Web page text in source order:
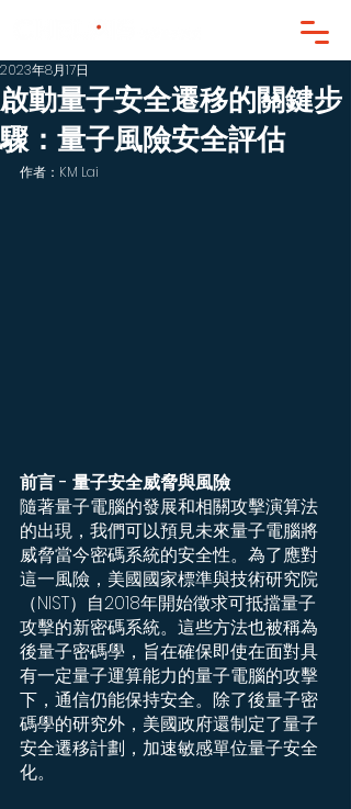
啟動量子安全遷移的關鍵步
驟：量子風險安全評估
2023年8月17日
作者：KM Lai
前言 - 量子安全威脅與風險
隨著量子電腦的發展和相關攻擊演算法
的出現，我們可以預見未來量子電腦將
威脅當今密碼系統的安全性。為了應對
這一風險，美國國家標準與技術研究院
（NIST）自2018年開始徵求可抵擋量子
攻擊的新密碼系統。這些方法也被稱為
後量子密碼學，旨在確保即使在面對具
有一定量子運算能力的量子電腦的攻擊
下，通信仍能保持安全。除了後量子密
碼學的研究外，美國政府還制定了量子
安全遷移計劃，加速敏感單位量子安全
化。